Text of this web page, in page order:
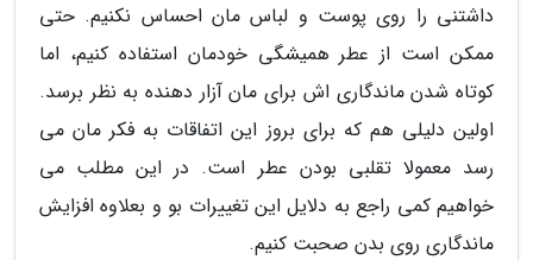
داشتنی را روی پوست و لباس مان احساس نکنیم. حتی
ممکن است از عطر همیشگی خودمان استفاده کنیم، اما
کوتاه شدن ماندگاری اش برای مان آزار دهنده به نظر برسد.
اولین دلیلی هم که برای بروز این اتفاقات به فکر مان می
رسد معمولا تقلبی بودن عطر است. در این مطلب می
خواهیم کمی راجع به دلایل این تغییرات بو و بعلاوه افزایش
ماندگاری روی بدن صحبت کنیم.